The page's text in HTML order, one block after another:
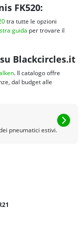
FK520:
tra tutte le opzioni
guida per trovare il
Blackcircles.it
. Il catalogo offre
dal budget alle
pneumatici estivi.